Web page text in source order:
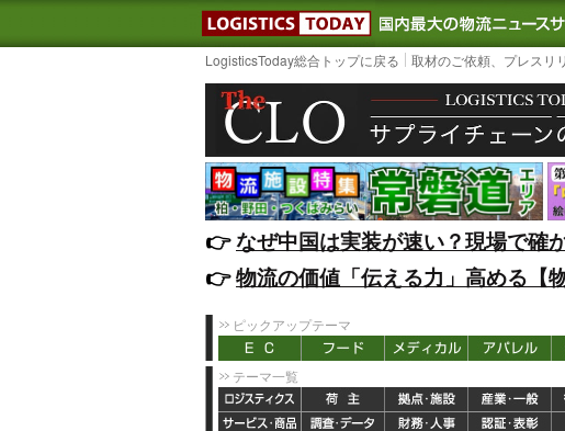
LOGISTICS TODAY｜
LogisticsToday総合トップに戻る 取材のご依頼、プレスリ
👉️なぜ中国は実装が速い？現場で確
👉️物流の価値「伝える力」高める【
ピックアップテーマ
テーマ一覧